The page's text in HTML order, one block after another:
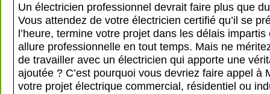
Un électricien professionnel devrait faire plus que
Vous attendez de votre électricien certifié qu’il se
l’heure, termine votre projet dans les délais impartis
allure professionnelle en tout temps. Mais ne
de travailler avec un électricien qui apporte une
ajoutée ? C’est pourquoi vous devriez faire appel à
votre projet électrique commercial, résidentiel ou